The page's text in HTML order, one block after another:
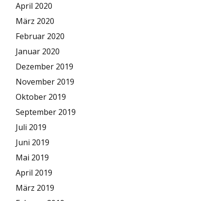
April 2020
März 2020
Februar 2020
Januar 2020
Dezember 2019
November 2019
Oktober 2019
September 2019
Juli 2019
Juni 2019
Mai 2019
April 2019
März 2019